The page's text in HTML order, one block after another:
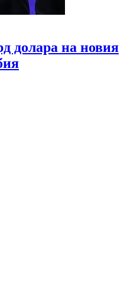
долара на новия